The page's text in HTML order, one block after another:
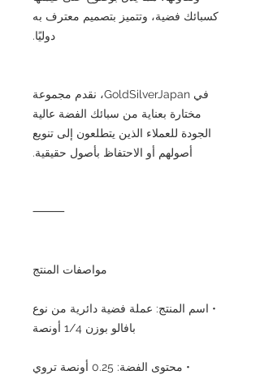
كسبائك فضية، وتتميز بتصميم معترف به
دوليًا.
في GoldSilverJapan، نقدم مجموعة
مختارة بعناية من سبائك الفضة عالية
الجودة للعملاء الذين يتطلعون إلى تنويع
أصولهم أو الاحتفاظ بأصول حقيقية.
⸻
مواصفات المنتج
• اسم المنتج: عملة فضية دائرية من نوع
بافالو بوزن 1/4 أونصة
• محتوى الفضة: 0.25 أونصة تروي